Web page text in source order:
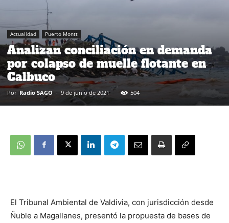
Actualidad Puerto Montt
Analizan conciliación en demanda
por colapso de muelle flotante en
Calbuco
Por Radio SAGO - 9 de junio de 2021 504
El Tribunal Ambiental de Valdivia, con jurisdicción desde
Ñuble a Magallanes, presentó la propuesta de bases de